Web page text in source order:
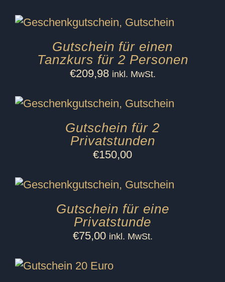
Gutschein für einen
Tanzkurs für 2 Personen
€209,98 inkl. MwSt.
Gutschein für 2
Privatstunden
€150,00
Gutschein für eine
Privatstunde
€75,00 inkl. MwSt.